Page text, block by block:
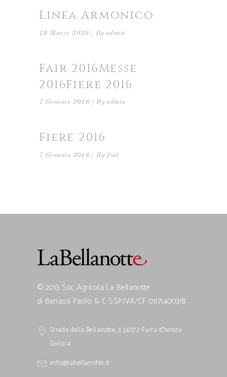
Linea Armonico
19 Marzo 2020 By admin
Fair 2016Messe
2016Fiere 2016
7 Gennaio 2016 By admin
Fiere 2016
7 Gennaio 2016 By 2ad
© 2013 Soc. Agricola La Bellanotte
di Benassi Paolo & C SSP.IVA/CF 01171400318
Strada della Bellanotte, 3 34072 Farra d’Isonzo
Gorizia
info@labellanotte.it